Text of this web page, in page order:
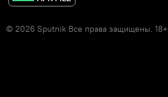
© 2026 Sputnik Все права защищены. 18+